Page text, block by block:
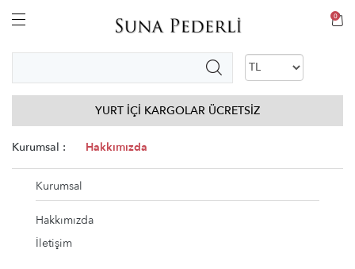
0
YURT İÇİ KARGOLAR ÜCRETSİZ
Kurumsal : Hakkımızda
Kurumsal
Hakkımızda
İletişim